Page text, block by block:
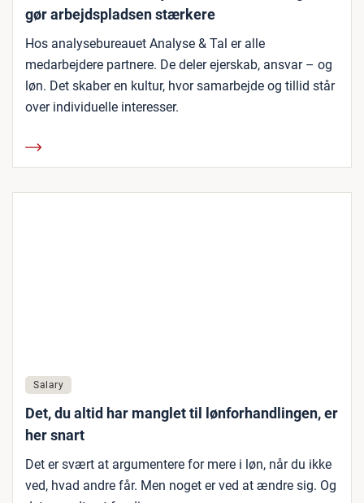
gør arbejdspladsen stærkere
Hos analysebureauet Analyse & Tal er alle
medarbejdere partnere. De deler ejerskab, ansvar – og
løn. Det skaber en kultur, hvor samarbejde og tillid står
over individuelle interesser.
Salary
Det, du altid har manglet til lønforhandlingen, er
her snart
Det er svært at argumentere for mere i løn, når du ikke
ved, hvad andre får. Men noget er ved at ændre sig. Og